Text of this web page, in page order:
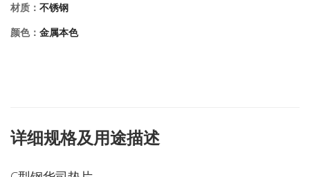
材质： 不锈钢
颜色： 金属本色
详细规格及用途描述